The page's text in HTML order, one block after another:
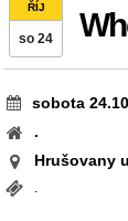
ŘÍJ
so 24
sobota
.
Hrušovany
.